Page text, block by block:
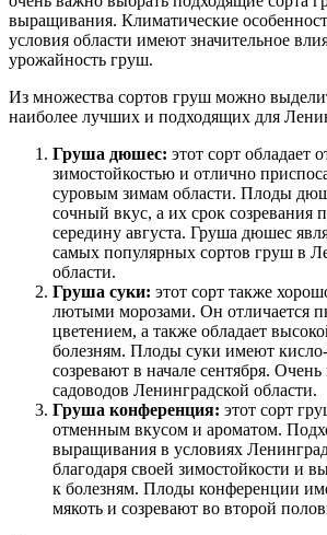
выращивания. Климатические
условия области имеют значительное
урожайность груш.
Из множества сортов груш можно
наиболее лучших и подходящих для
Груша дюшес: этот сорт обладает
зимостойкостью и отлично
суровым зимам области. Плоды
сочный вкус, а их срок созревания
середину августа. Груша дюшес
самых популярных сортов груш в
области.
Груша суки: этот сорт также
лютыми морозами. Он отличается
цветением, а также обладает
болезням. Плоды суки имеют
созревают в начале сентября.
садоводов Ленинградской области.
Груша конференция: этот сорт
отменным вкусом и ароматом.
выращивания в условиях
благодаря своей зимостойкости и
к болезням. Плоды конференции
мякоть и созревают во второй